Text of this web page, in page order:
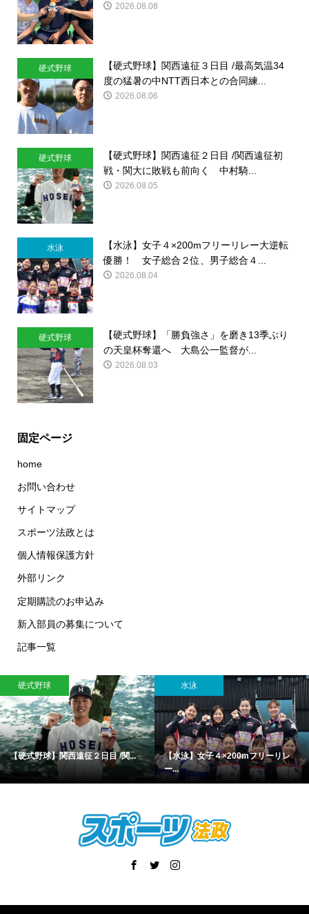
2026.08.08
硬式野球
【硬式野球】関西遠征３日目 /最高気温34
度の猛暑の中NTT西日本との合同練...
2026.08.06
硬式野球
【硬式野球】関西遠征２日目 /関西遠征初
戦・関大に敗戦も前向く 中村騎...
2026.08.05
水泳
【水泳】女子４×200mフリーリレー大逆転
優勝！ 女子総合２位、男子総合４...
2026.08.04
硬式野球
【硬式野球】「勝負強さ」を磨き13季ぶり
の天皇杯奪還へ 大島公一監督が...
2026.08.03
固定ページ
home
お問い合わせ
サイトマップ
スポーツ法政とは
個人情報保護方針
外部リンク
定期購読のお申込み
新入部員の募集について
記事一覧
硬式野球
【硬式野球】関西遠征２日目 /関...
水泳
【水泳】女子４×200mフリーリレ
ー...